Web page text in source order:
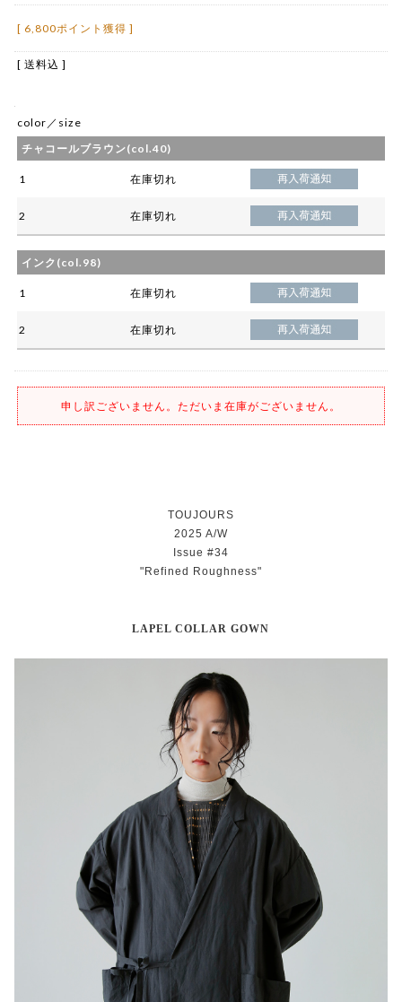
[ 6,800ポイント獲得 ]
[ 送料込 ]
color／size
チャコールブラウン(col.40)
1 在庫切れ
2 在庫切れ
インク(col.98)
1 在庫切れ
2 在庫切れ
申し訳ございません。ただいま在庫がございません。
TOUJOURS
2025 A/W
Issue #34
"Refined Roughness"
LAPEL COLLAR GOWN